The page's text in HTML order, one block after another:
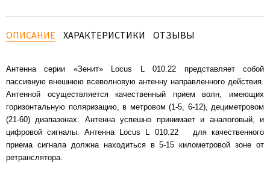
ОПИСАНИЕ ХАРАКТЕРИСТИКИ ОТЗЫВЫ
Антенна серии «Зенит» Locus L 010.22 представляет собой
пассивную внешнюю всеволновую антенну направленного действия.
Антенной осуществляется качественный прием волн, имеющих
горизонтальную поляризацию, в метровом (1-5, 6-12), дециметровом
(21-60) диапазонах. Антенна успешно принимает и аналоговый, и
цифровой сигналы. Антенна Locus L 010.22 для качественного
приема сигнала должна находиться в 5-15 километровой зоне от
ретранслятора.